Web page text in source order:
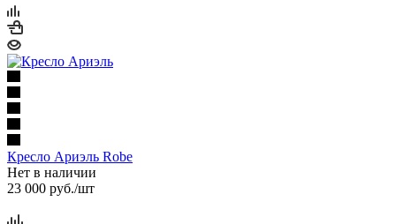
Кресло Ариэль Robe
Нет в наличии
23 000 руб./шт